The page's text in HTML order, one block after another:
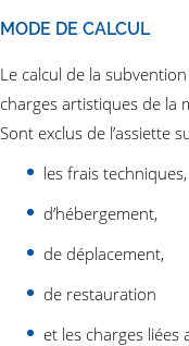
MODE DE CALCUL
Le calcul de la
charges artistiques de la
Sont exclus de l’assiette
les frais techniques,
d’hébergement,
de déplacement,
de restauration
et les charges liées